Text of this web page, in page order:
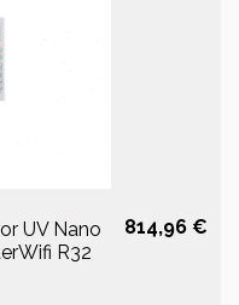
UV Nano
R32
814,96 €